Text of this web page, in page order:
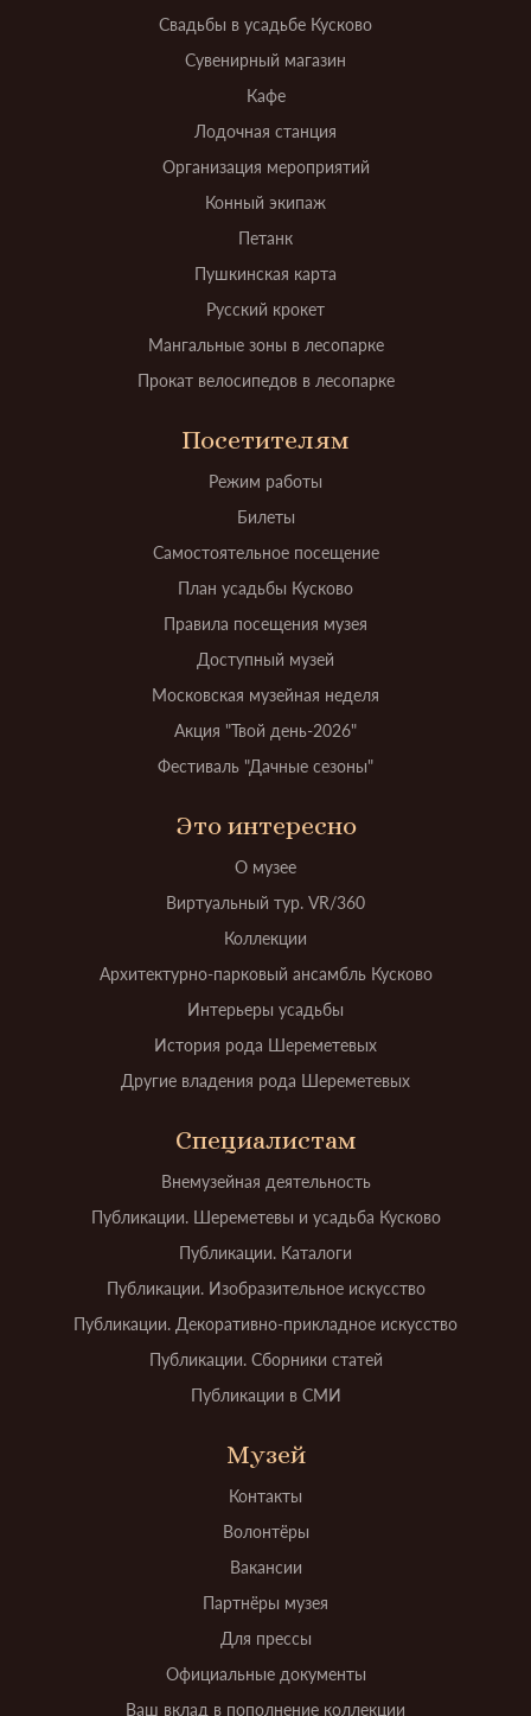
Свадьбы в усадьбе Кусково
Сувенирный магазин
Кафе
Лодочная станция
Организация мероприятий
Конный экипаж
Петанк
Пушкинская карта
Русский крокет
Мангальные зоны в лесопарке
Прокат велосипедов в лесопарке
Посетителям
Режим работы
Билеты
Самостоятельное посещение
План усадьбы Кусково
Правила посещения музея
Доступный музей
Московская музейная неделя
Акция "Твой день-2026"
Фестиваль "Дачные сезоны"
Это интересно
О музее
Виртуальный тур. VR/360
Коллекции
Архитектурно-парковый ансамбль Кусково
Интерьеры усадьбы
История рода Шереметевых
Другие владения рода Шереметевых
Специалистам
Внемузейная деятельность
Публикации. Шереметевы и усадьба Кусково
Публикации. Каталоги
Публикации. Изобразительное искусство
Публикации. Декоративно-прикладное искусство
Публикации. Сборники статей
Публикации в СМИ
Музей
Контакты
Волонтёры
Вакансии
Партнёры музея
Для прессы
Официальные документы
Ваш вклад в пополнение коллекции